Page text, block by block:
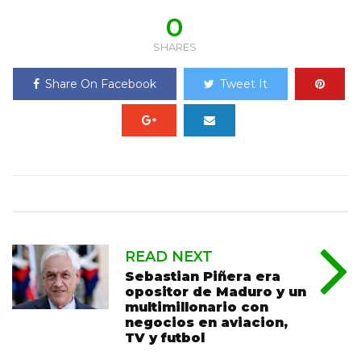
0
SHARES
Share On Facebook Tweet It
READ NEXT
Sebastian Piñera era
opositor de Maduro y un
multimillonario con
negocios en aviacion,
TV y futbol